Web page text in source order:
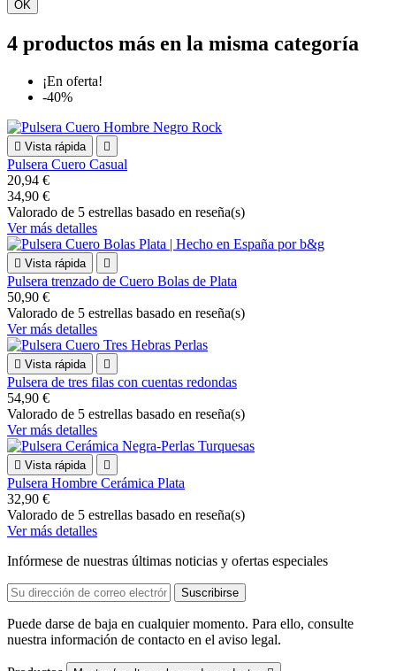
OK
4 productos más en la misma categoría
¡En oferta!
-40%
 Vista rápida 
Pulsera Cuero Casual
20,94 €
34,90 €
Valorado de 5 estrellas basado en reseña(s)
Ver más detalles
 Vista rápida 
Pulsera trenzado de Cuero Bolas de Plata
50,90 €
Valorado de 5 estrellas basado en reseña(s)
Ver más detalles
 Vista rápida 
Pulsera de tres filas con cuentas redondas
54,90 €
Valorado de 5 estrellas basado en reseña(s)
Ver más detalles
 Vista rápida 
Pulsera Hombre Cerámica Plata
32,90 €
Valorado de 5 estrellas basado en reseña(s)
Ver más detalles
Infórmese de nuestras últimas noticias y ofertas especiales
Puede darse de baja en cualquier momento. Para ello, consulte
nuestra información de contacto en el aviso legal.